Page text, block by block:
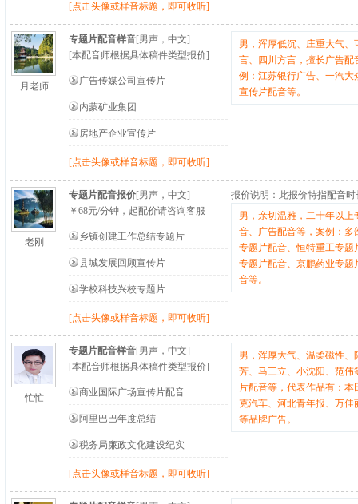
[点击头像或样音标题，即可收听]
月老师
专题片配音样音[男声，中文]
[本配音师根据具体稿件类型报价]
广告传媒公司宣传片
内蒙矿业集团
房地产企业宣传片
[点击头像或样音标题，即可收听]
男，浑厚低沉、庄重大气
言、四川方言，擅长广告配
例：江苏银行广告、一汽
宣传片配音等。
老刚
专题片配音报价[男声，中文]
￥ 68元/分钟 ，起配价请咨询客服
乡镇创建工作总结专题片
县城发展回顾宣传片
学校科技兴校专题片
[点击头像或样音标题，即可收听]
报价说明： 此报价特指配音时
男，亲切温雅，二十年以
音、广告配音等，案例：
专题片配音、恒特重工专
专题片配音、京鹏药业专
音等。
忙忙
专题片配音样音[男声，中文]
[本配音师根据具体稿件类型报价]
商业国际广场宣传片配音
阿里巴巴年度总结
税务局廉政文化建设纪实
[点击头像或样音标题，即可收听]
男，浑厚大气、温柔磁性
芳、马三立、小沈阳、范
片配音等，代表作品有：
克汽车、河北青年报、万
等品牌广告。